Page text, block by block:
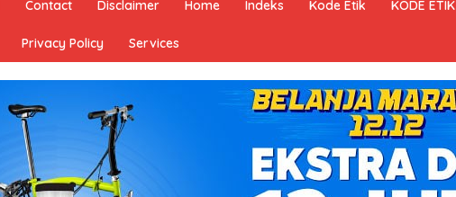
Contact Disclaimer Home Indeks Kode Etik KODE ETIK
Privacy Policy Services